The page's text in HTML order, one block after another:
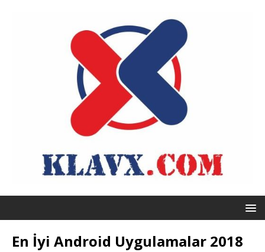
En İyi Android Uygulamalar 2018